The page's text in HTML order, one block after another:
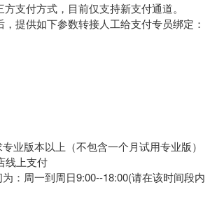
支付方式，目前仅支持新支付通道。
提供如下参数转接人工给支付专员绑定：
业版本以上（不包含一个月试用专业版）
线上支付
：周一到周日9:00--18:00(请在该时间段内